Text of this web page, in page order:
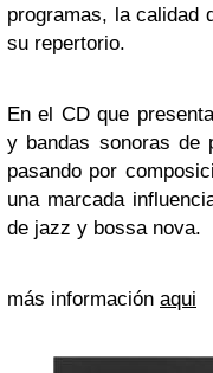
programas, la calidad
su repertorio.
En el CD que
y bandas sonoras de
pasando por
una marcada
de jazz y bossa nova.
más información aqui